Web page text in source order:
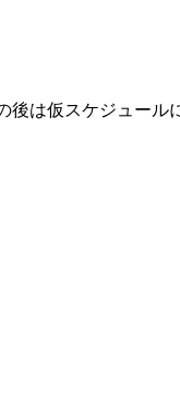
は仮スケジュール